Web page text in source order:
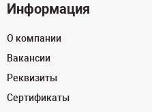
Информация
О компании
Вакансии
Реквизиты
Сертификаты